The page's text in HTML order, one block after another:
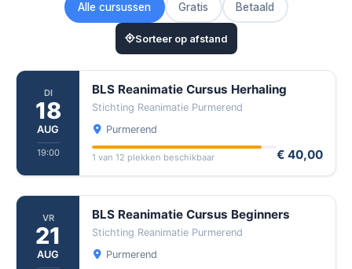
Alle cursussen Gratis Betaald
Sorteer op afstand
DI
18
AUG
19:00
BLS Reanimatie Cursus Herhaling
Stichting Reanimatie Purmerend
Purmerend
1 van 12 plekken beschikbaar € 40,00
VR
21
AUG
BLS Reanimatie Cursus Beginners
Stichting Reanimatie Purmerend
Purmerend